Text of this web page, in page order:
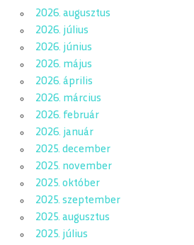
2026. augusztus
2026. július
2026. június
2026. május
2026. április
2026. március
2026. február
2026. január
2025. december
2025. november
2025. október
2025. szeptember
2025. augusztus
2025. július